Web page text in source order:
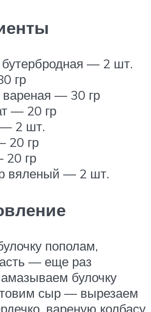
— 2 шт.
гр
— 30 гр
— 20 гр
2 шт.
гр
гр
вяленый — 2 шт.
пополам,
— еще раз
булочку
сыр — вырезаем
вареную колбасу